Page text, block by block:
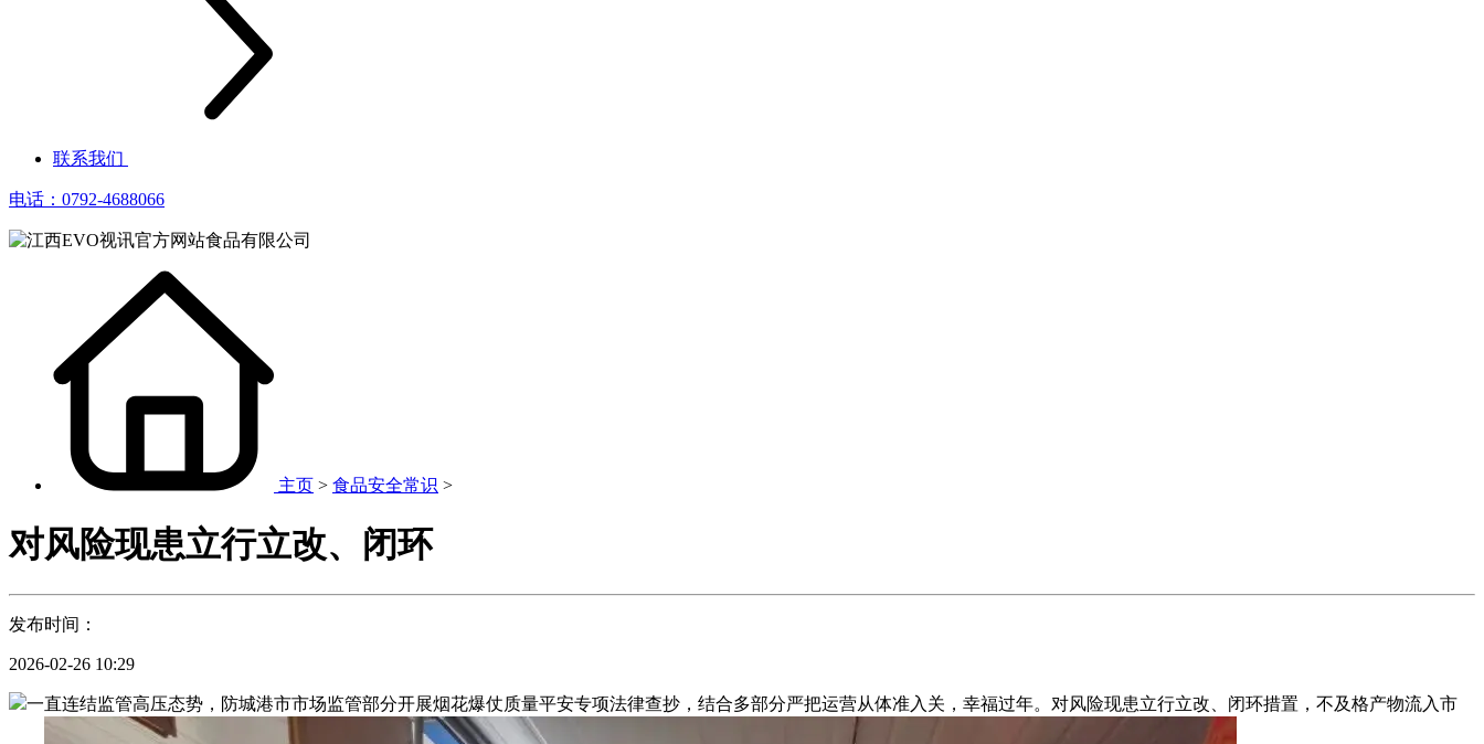
联系我们
电话：0792-4688066
主页 > 食品安全常识 >
对风险现患立行立改、闭环
发布时间：
2026-02-26 10:29
一直连结监管高压态势，防城港市市场监管部分开展烟花爆仗质量平安专项法律查抄，结合多部分严把运营从体准入关，幸福过年。对风险现患立行立改、闭环措置，不及格产物流入市